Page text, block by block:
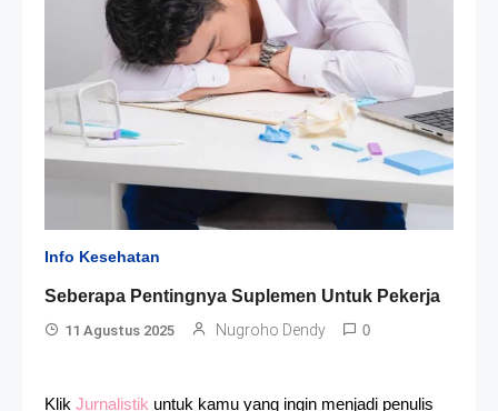
Info Kesehatan
Seberapa Pentingnya Suplemen Untuk Pekerja
11 Agustus 2025 Nugroho Dendy 0
Klik Jurnalistik untuk kamu yang ingin menjadi penulis